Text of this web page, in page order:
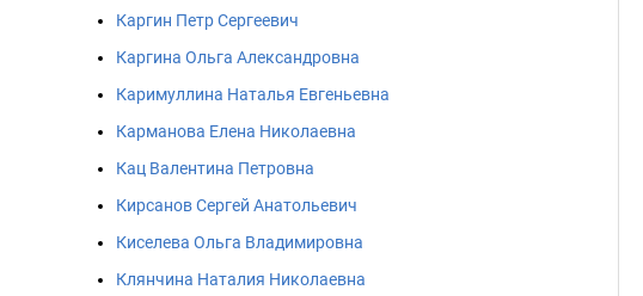
Каргин Петр Сергеевич
Каргина Ольга Александровна
Каримуллина Наталья Евгеньевна
Карманова Елена Николаевна
Кац Валентина Петровна
Кирсанов Сергей Анатольевич
Киселева Ольга Владимировна
Клянчина Наталия Николаевна